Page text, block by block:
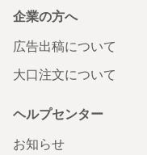
企業の方へ
広告出稿について
大口注文について
ヘルプセンター
お知らせ